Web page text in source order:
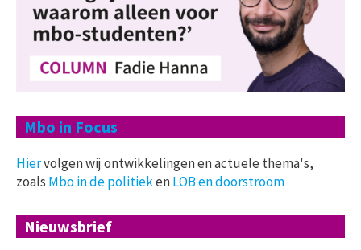
Mbo in Focus
Hiervolgen wij ontwikkelingen en actuele thema's,
zoals Mbo in de politiekenLOB en doorstroom
Nieuwsbrief